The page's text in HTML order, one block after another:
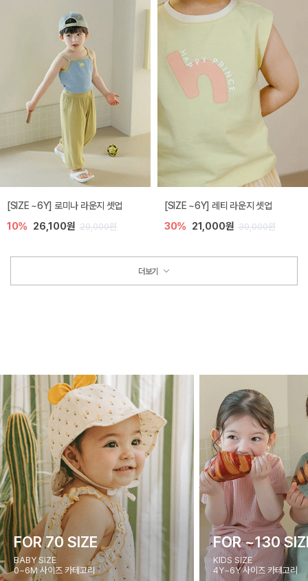
[SIZE ~6Y] 로미나 라운지 셋업
10% 26,100원 29,000원
[SIZE ~6Y] 레티 라운지 셋업
30% 21,000원 30,000원
더보기
FOR 70 SIZE
BABY SIZE
0~6M 사이즈 카테고리
FOR ~130
KIDS SIZE
4Y~6Y 사이즈 카테고리